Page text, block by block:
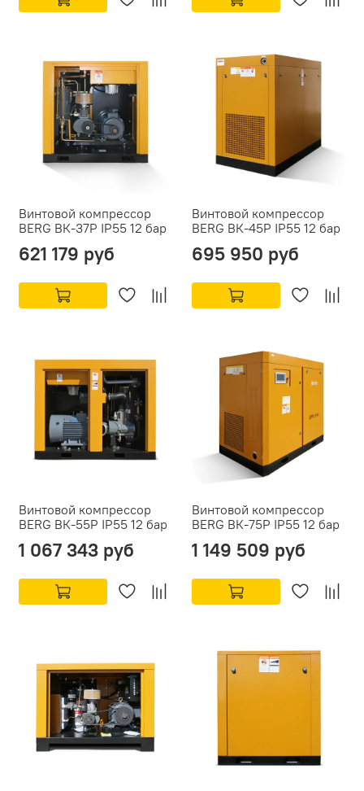
Винтовой компрессор
BERG ВК-37Р IP55 12 бар
621 179 руб
Винтовой компрессор
BERG ВК-45Р IP55 12 бар
695 950 руб
Винтовой компрессор
BERG ВК-55Р IP55 12 бар
1 067 343 руб
Винтовой компрессор
BERG ВК-75Р IP55 12 бар
1 149 509 руб